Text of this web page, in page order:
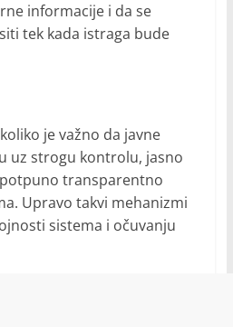
informacije i da se
tek kada istraga bude
je važno da javne
uz strogu kontrolu, jasno
transparentno
Upravo takvi mehanizmi
sistema i očuvanju